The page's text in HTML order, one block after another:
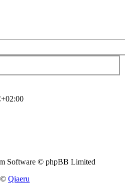
Software © phpBB Limited
© Qiaeru